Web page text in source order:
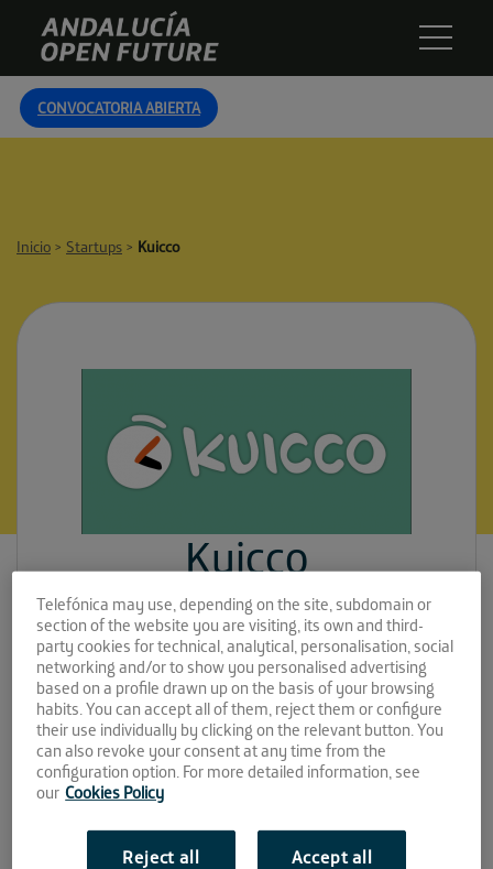
content
Andalucía
Open
Future
CONVOCATORIA ABIERTA
Inicio > Startups > Kuicco
Kuicco
Espacio:
EL CABLE
Convocatoria:
Diciembre 2016
https://www.kuicco.com/
Telefónica may use, depending on the site, subdomain or
section of the website you are visiting, its own and third-
party cookies for technical, analytical, personalisation, social
networking and/or to show you personalised advertising
based on a profile drawn up on the basis of your browsing
habits. You can accept all of them, reject them or configure
their use individually by clicking on the relevant button. You
can also revoke your consent at any time from the
configuration option. For more detailed information, see
our Cookies Policy
Reject all Accept all